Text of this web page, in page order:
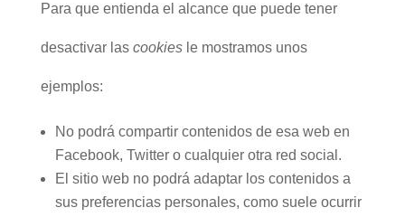
Para que entienda el alcance que puede tener
desactivar las cookiesle mostramos unos
ejemplos:
No podrá compartir contenidos de esa web en
Facebook, Twitter o cualquier otra red social.
El sitio web no podrá adaptar los contenidos a
sus preferencias personales, como suele ocurrir